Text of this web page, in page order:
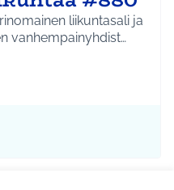
liikuntasali ja
vanhempainyhdist…
Riihikallio